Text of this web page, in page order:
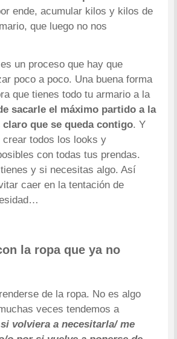
ende, acumular kilos y kilos de
que luego no nos
un proceso que hay que
poco a poco. Una buena forma
que tienes todo tu armario a la
sacarle el máximo partido a la
que se queda contigo. Y
crear todos los looks y
con todas tus prendas.
y si necesitas algo. Así
caer en la tentación de
la ropa que ya no
de la ropa. No es algo
veces tendemos a
volviera a necesitarla/ me